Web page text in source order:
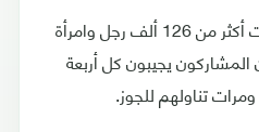
وقيّم فريق من الباحثين بيانات أكثر من 126 ألف رجل وامرأة
يجيبون كل أربعة
تناولهم للجوز.